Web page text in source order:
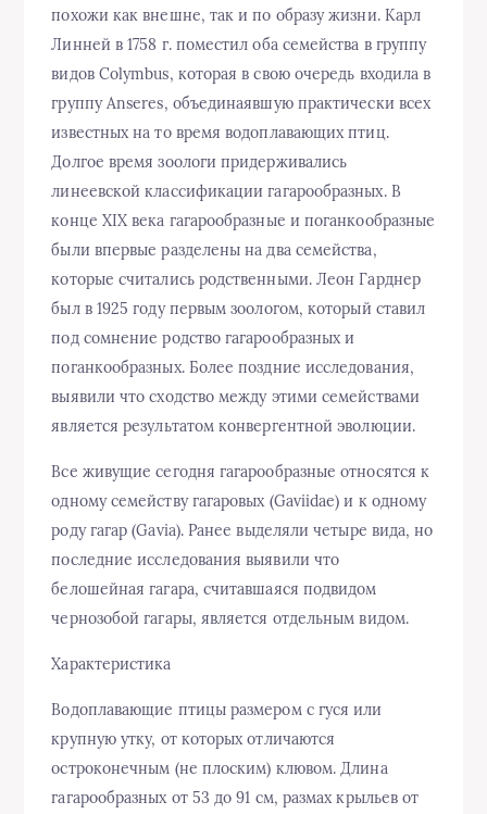
похожи как внешне, так и по образу жизни. Карл
Линней в 1758 г. поместил оба семейства в группу
видов Colymbus, которая в свою очередь входила в
группу Anseres, объединаявшую практически всех
известных на то время водоплавающих птиц.
Долгое время зоологи придерживались
линеевской классификации гагарообразных. В
конце XIX века гагарообразные и поганкообразные
были впервые разделены на два семейства,
которые считались родственными. Леон Гарднер
был в 1925 году первым зоологом, который ставил
под сомнение родство гагарообразных и
поганкообразных. Более поздние исследования,
выявили что сходство между этими семействами
является результатом конвергентной эволюции.
Все живущие сегодня гагарообразные относятся к
одному семейству гагаровых (Gaviidae) и к одному
роду гагар (Gavia). Ранее выделяли четыре вида, но
последние исследования выявили что
белошейная гагара, считавшаяся подвидом
чернозобой гагары, является отдельным видом.
Характеристика
Водоплавающие птицы размером с гуся или
крупную утку, от которых отличаются
остроконечным (не плоским) клювом. Длина
гагарообразных от 53 до 91 см, размах крыльев от